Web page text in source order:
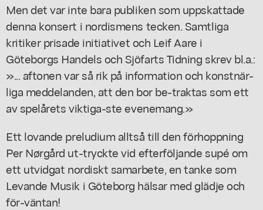
Men det var inte bara publiken som uppskattade
denna konsert i nordismens tecken. Samtliga
kritiker prisade initiativet och Leif Aare i
Göteborgs Handels och Sjöfarts Tidning skrev bl.a.:
»... aftonen var så rik på information och konstnär-
liga meddelanden, att den bor be-traktas som ett
av spelårets viktiga-ste evenemang.»
Ett lovande preludium alltså till den förhoppning
Per Nørgård ut-tryckte vid efterföljande supé om
ett utvidgat nordiskt samarbete, en tanke som
Levande Musik i Göteborg hälsar med glädje och
för-väntan!